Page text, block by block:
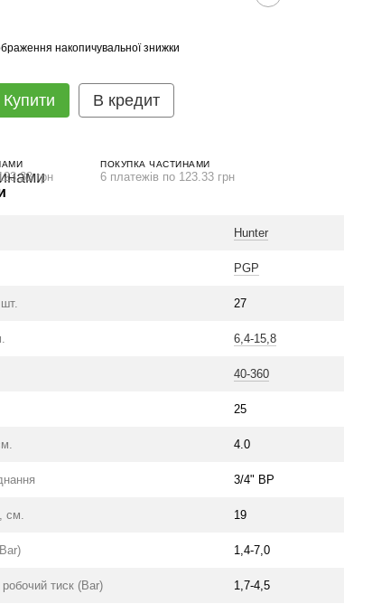
накопичувальної знижки
Купити В кредит
грн
ПОКУПКА ЧАСТИНАМИ
6 платежів по 123.33 грн
Hunter
PGP
шт. 27
6,4-15,8
40-360
25
4.0
3/4" ВР
см. 19
1,4-7,0
тиск (Bar) 1,7-4,5